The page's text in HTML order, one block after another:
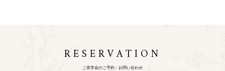
RESERVATION
ご見学会のご予約・お問い合わせ